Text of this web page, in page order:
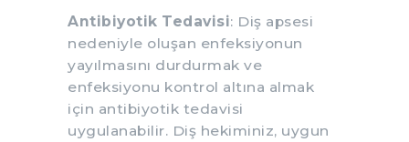
Antibiyotik Tedavisi: Diş apsesi
nedeniyle oluşan enfeksiyonun
yayılmasını durdurmak ve
enfeksiyonu kontrol altına almak
için antibiyotik tedavisi
uygulanabilir. Diş hekiminiz, uygun